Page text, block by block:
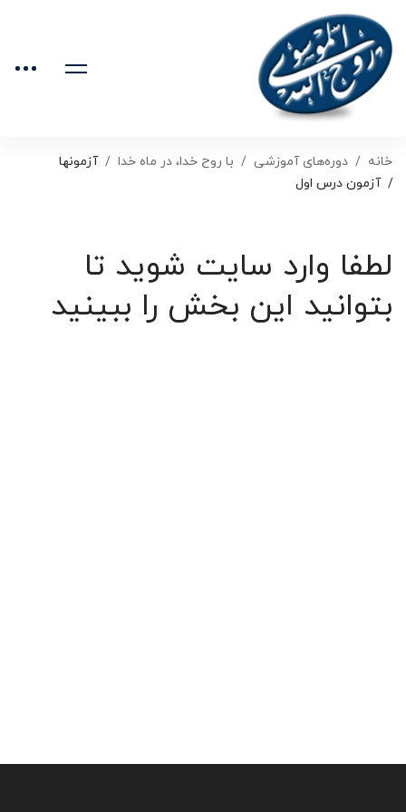
خانه دوره‌های آموزشی با روح خدا، در ماه خدا
آزمونها
آزمون درس اول
لطفا وارد سایت شوید تا
بتوانید این بخش را ببینید